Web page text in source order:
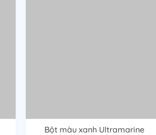
Bột màu xanh Ultramarine